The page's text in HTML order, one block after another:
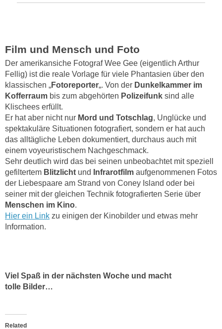
Film und Mensch und Foto
Der amerikansiche Fotograf Wee Gee (eigentlich Arthur
Fellig) ist die reale Vorlage für viele Phantasien über den
klassischen „Fotoreporter„. Von der Dunkelkammer im
Kofferraum bis zum abgehörten Polizeifunk sind alle
Klischees erfüllt.
Er hat aber nicht nur Mord und Totschlag, Unglücke und
spektakuläre Situationen fotografiert, sondern er hat auch
das alltägliche Leben dokumentiert, durchaus auch mit
einem voyeuristischem Nachgeschmack.
Sehr deutlich wird das bei seinen unbeobachtet mit speziell
gefiltertem Blitzlicht und Infrarotfilm aufgenommenen Fotos
der Liebespaare am Strand von Coney Island oder bei
seiner mit der gleichen Technik fotografierten Serie über
Menschen im Kino.
Hier ein Link zu einigen der Kinobilder und etwas mehr
Information.
Viel Spaß in der nächsten Woche und macht
tolle Bilder…
Related